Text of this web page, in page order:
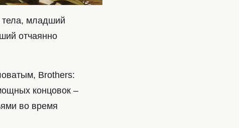
тела, младший
отчаянно
Brothers:
концовок –
во время